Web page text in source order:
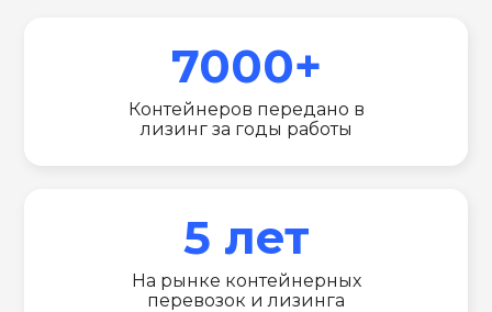
7000+
Контейнеров передано в
лизинг за годы работы
5 лет
На рынке контейнерных
перевозок и лизинга